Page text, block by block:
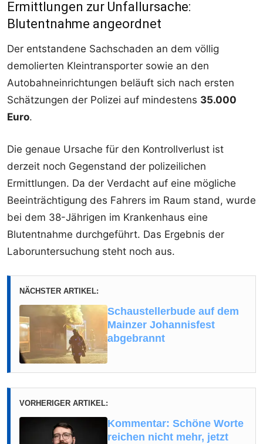
Ermittlungen zur Unfallursache:
Blutentnahme angeordnet
Der entstandene Sachschaden an dem völlig
demolierten Kleintransporter sowie an den
Autobahneinrichtungen beläuft sich nach ersten
Schätzungen der Polizei auf mindestens 35.000
Euro.
Die genaue Ursache für den Kontrollverlust ist
derzeit noch Gegenstand der polizeilichen
Ermittlungen. Da der Verdacht auf eine mögliche
Beeinträchtigung des Fahrers im Raum stand, wurde
bei dem 38-Jährigen im Krankenhaus eine
Blutentnahme durchgeführt. Das Ergebnis der
Laboruntersuchung steht noch aus.
NÄCHSTER ARTIKEL:
Schaustellerbude auf dem
Mainzer Johannisfest
abgebrannt
VORHERIGER ARTIKEL:
Kommentar: Schöne Worte
reichen nicht mehr, jetzt